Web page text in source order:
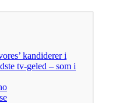
kandiderer i
tv-geled – som i